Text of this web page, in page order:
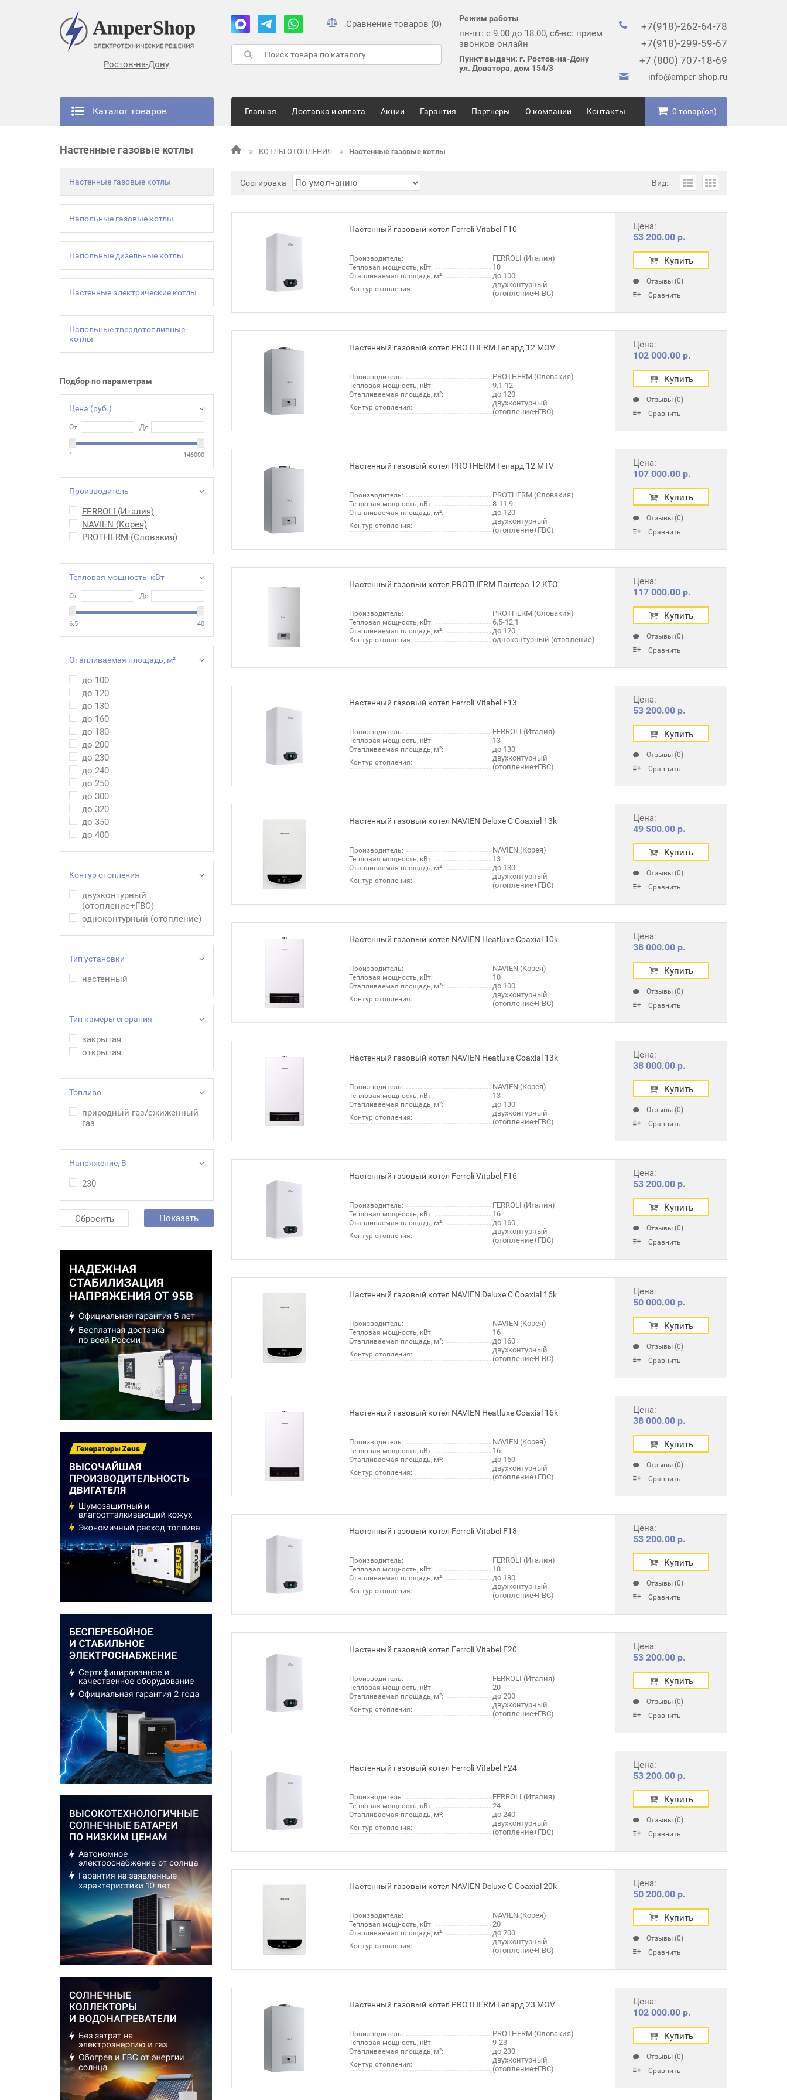
Ростов-на-Дону
Сравнение товаров (0)
Режим работы
пн-пт: с 9.00 до 18.00, сб-вс: прием
звонков онлайн
Пункт выдачи: г. Ростов-на-Дону
ул. Доватора, дом 154/3
+7(918)-262-64-78
+7(918)-299-59-67
+7 (800) 707-18-69
info@amper-shop.ru
Каталог товаров Главная Доставка и оплата Акции Гарантия Партнеры О компании Контакты 0 товар(ов)
Настенные газовые котлы
Настенные газовые котлы
Напольные газовые котлы
Напольные дизельные котлы
Настенные электрические котлы
Напольные твердотопливные
котлы
Подбор по параметрам
Цена (руб.)
От До
1 146000
Производитель
FERROLI (Италия)
NAVIEN (Корея)
PROTHERM (Словакия)
Тепловая мощность, кВт
От До
6.5 40
Отапливаемая площадь, м²
до 100
до 120
до 130
до 160
до 180
до 200
до 230
до 240
до 250
до 300
до 320
до 350
до 400
Контур отопления
двухконтурный
(отопление+ГВС)
одноконтурный (отопление)
Тип установки
настенный
Тип камеры сгорания
закрытая
открытая
Топливо
природный газ/сжиженный
газ
Напряжение, В
230
Сбросить Показать
КОТЛЫ ОТОПЛЕНИЯ Настенные газовые котлы
Сортировка Вид:
Настенный газовый котел Ferroli Vitabel F10
Производитель: FERROLI (Италия)
Тепловая мощность, кВт: 10
Отапливаемая площадь, м²: до 100
Контур отопления:
двухконтурный
(отопление+ГВС)
Цена:
53 200.00 р.
Купить
Отзывы (0)
Сравнить
Настенный газовый котел PROTHERM Гепард 12 MOV
Производитель: PROTHERM (Словакия)
Тепловая мощность, кВт: 9,1-12
Отапливаемая площадь, м²: до 120
Контур отопления:
двухконтурный
(отопление+ГВС)
Цена:
102 000.00 р.
Купить
Отзывы (0)
Сравнить
Настенный газовый котел PROTHERM Гепард 12 MTV
Производитель: PROTHERM (Словакия)
Тепловая мощность, кВт: 8-11,9
Отапливаемая площадь, м²: до 120
Контур отопления:
двухконтурный
(отопление+ГВС)
Цена:
107 000.00 р.
Купить
Отзывы (0)
Сравнить
Настенный газовый котел PROTHERM Пантера 12 KTO
Производитель: PROTHERM (Словакия)
Тепловая мощность, кВт: 6,5-12,1
Отапливаемая площадь, м²: до 120
Контур отопления: одноконтурный (отопление)
Цена:
117 000.00 р.
Купить
Отзывы (0)
Сравнить
Настенный газовый котел Ferroli Vitabel F13
Производитель: FERROLI (Италия)
Тепловая мощность, кВт: 13
Отапливаемая площадь, м²: до 130
Контур отопления:
двухконтурный
(отопление+ГВС)
Цена:
53 200.00 р.
Купить
Отзывы (0)
Сравнить
Настенный газовый котел NAVIEN Deluxe C Coaxial 13k
Производитель: NAVIEN (Корея)
Тепловая мощность, кВт: 13
Отапливаемая площадь, м²: до 130
Контур отопления:
двухконтурный
(отопление+ГВС)
Цена:
49 500.00 р.
Купить
Отзывы (0)
Сравнить
Настенный газовый котел NAVIEN Heatluxe Coaxial 10k
Производитель: NAVIEN (Корея)
Тепловая мощность, кВт: 10
Отапливаемая площадь, м²: до 100
Контур отопления:
двухконтурный
(отопление+ГВС)
Цена:
38 000.00 р.
Купить
Отзывы (0)
Сравнить
Настенный газовый котел NAVIEN Heatluxe Coaxial 13k
Производитель: NAVIEN (Корея)
Тепловая мощность, кВт: 13
Отапливаемая площадь, м²: до 130
Контур отопления:
двухконтурный
(отопление+ГВС)
Цена:
38 000.00 р.
Купить
Отзывы (0)
Сравнить
Настенный газовый котел Ferroli Vitabel F16
Производитель: FERROLI (Италия)
Тепловая мощность, кВт: 16
Отапливаемая площадь, м²: до 160
Контур отопления:
двухконтурный
(отопление+ГВС)
Цена:
53 200.00 р.
Купить
Отзывы (0)
Сравнить
Настенный газовый котел NAVIEN Deluxe C Coaxial 16k
Производитель: NAVIEN (Корея)
Тепловая мощность, кВт: 16
Отапливаемая площадь, м²: до 160
Контур отопления:
двухконтурный
(отопление+ГВС)
Цена:
50 000.00 р.
Купить
Отзывы (0)
Сравнить
Настенный газовый котел NAVIEN Heatluxe Coaxial 16k
Производитель: NAVIEN (Корея)
Тепловая мощность, кВт: 16
Отапливаемая площадь, м²: до 160
Контур отопления:
двухконтурный
(отопление+ГВС)
Цена:
38 000.00 р.
Купить
Отзывы (0)
Сравнить
Настенный газовый котел Ferroli Vitabel F18
Производитель: FERROLI (Италия)
Тепловая мощность, кВт: 18
Отапливаемая площадь, м²: до 180
Контур отопления:
двухконтурный
(отопление+ГВС)
Цена:
53 200.00 р.
Купить
Отзывы (0)
Сравнить
Настенный газовый котел Ferroli Vitabel F20
Производитель: FERROLI (Италия)
Тепловая мощность, кВт: 20
Отапливаемая площадь, м²: до 200
Контур отопления:
двухконтурный
(отопление+ГВС)
Цена:
53 200.00 р.
Купить
Отзывы (0)
Сравнить
Настенный газовый котел Ferroli Vitabel F24
Производитель: FERROLI (Италия)
Тепловая мощность, кВт: 24
Отапливаемая площадь, м²: до 240
Контур отопления:
двухконтурный
(отопление+ГВС)
Цена:
53 200.00 р.
Купить
Отзывы (0)
Сравнить
Настенный газовый котел NAVIEN Deluxe C Coaxial 20k
Производитель: NAVIEN (Корея)
Тепловая мощность, кВт: 20
Отапливаемая площадь, м²: до 200
Контур отопления:
двухконтурный
(отопление+ГВС)
Цена:
50 200.00 р.
Купить
Отзывы (0)
Сравнить
Настенный газовый котел PROTHERM Гепард 23 MOV
Производитель: PROTHERM (Словакия)
Тепловая мощность, кВт: 9-23
Отапливаемая площадь, м²: до 230
Контур отопления:
двухконтурный
(отопление+ГВС)
Цена:
102 000.00 р.
Купить
Отзывы (0)
Сравнить